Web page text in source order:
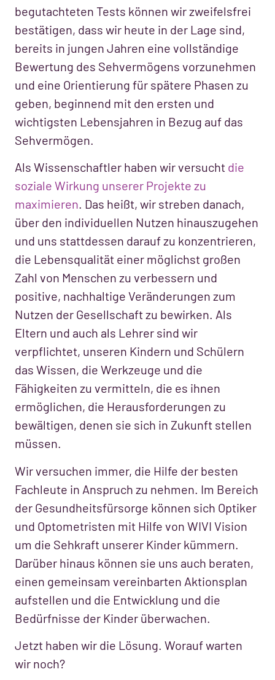
begutachteten Tests können wir zweifelsfrei
bestätigen, dass wir heute in der Lage sind,
bereits in jungen Jahren eine vollständige
Bewertung des Sehvermögens vorzunehmen
und eine Orientierung für spätere Phasen zu
geben, beginnend mit den ersten und
wichtigsten Lebensjahren in Bezug auf das
Sehvermögen.
Als Wissenschaftler haben wir versucht die
soziale Wirkung unserer Projekte zu
maximieren. Das heißt, wir streben danach,
über den individuellen Nutzen hinauszugehen
und uns stattdessen darauf zu konzentrieren,
die Lebensqualität einer möglichst großen
Zahl von Menschen zu verbessern und
positive, nachhaltige Veränderungen zum
Nutzen der Gesellschaft zu bewirken. Als
Eltern und auch als Lehrer sind wir
verpflichtet, unseren Kindern und Schülern
das Wissen, die Werkzeuge und die
Fähigkeiten zu vermitteln, die es ihnen
ermöglichen, die Herausforderungen zu
bewältigen, denen sie sich in Zukunft stellen
müssen.
Wir versuchen immer, die Hilfe der besten
Fachleute in Anspruch zu nehmen. Im Bereich
der Gesundheitsfürsorge können sich Optiker
und Optometristen mit Hilfe von WIVI Vision
um die Sehkraft unserer Kinder kümmern.
Darüber hinaus können sie uns auch beraten,
einen gemeinsam vereinbarten Aktionsplan
aufstellen und die Entwicklung und die
Bedürfnisse der Kinder überwachen.
Jetzt haben wir die Lösung. Worauf warten
wir noch?